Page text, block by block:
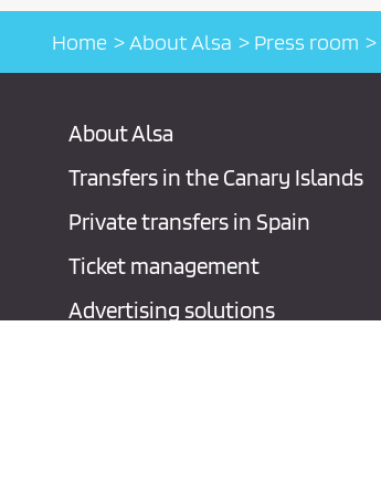
Home About Alsa Press room
About Alsa
Transfers in the Canary Islands
Private transfers in Spain
Ticket management
Advertising solutions